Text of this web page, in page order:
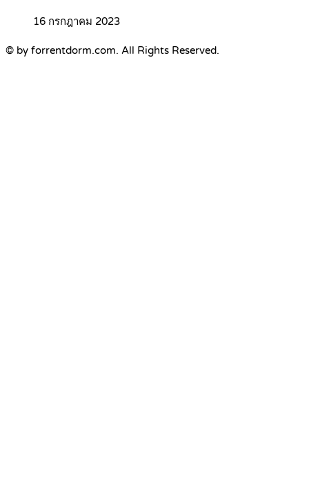
16 กรกฎาคม 2023
© by forrentdorm.com. All Rights Reserved.